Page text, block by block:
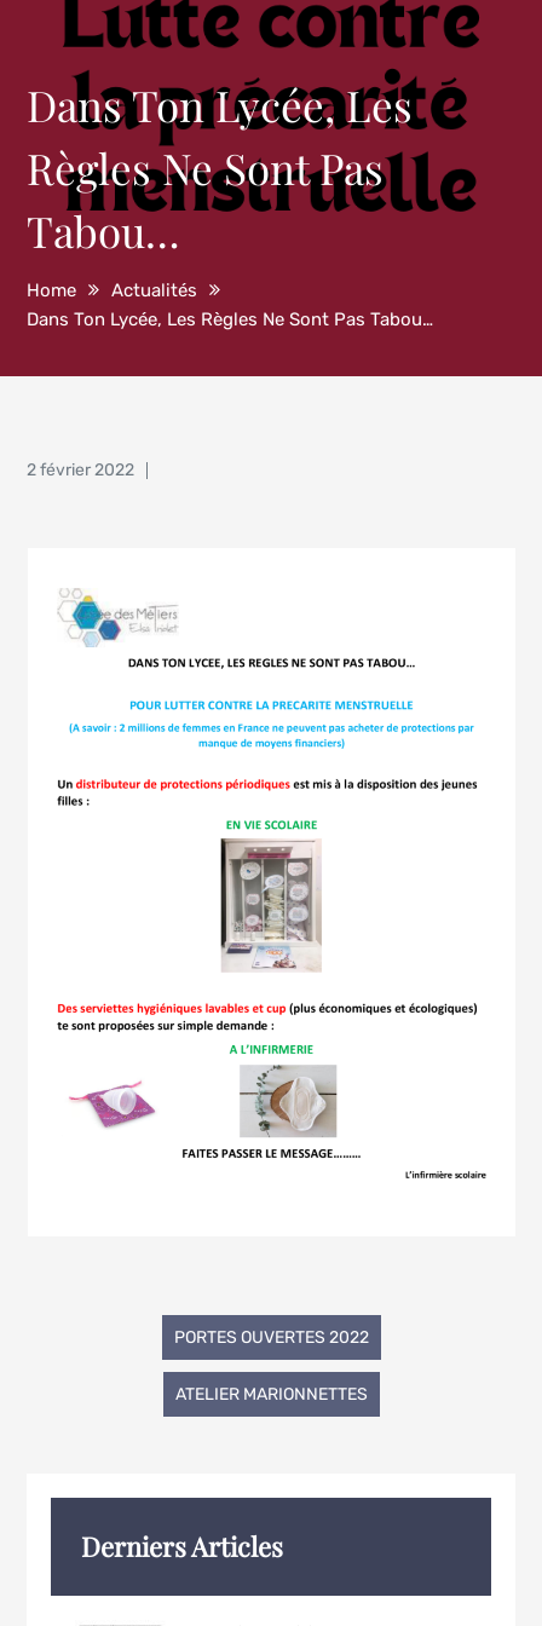
Dans Ton Lycée, Les
Règles Ne Sont Pas
Tabou…
Home
Actualités
Dans Ton Lycée, Les Règles Ne Sont Pas Tabou…
Posted
2 février 2022
NavigationPORTES OUVERTES 2022
ATELIER MARIONNETTES
Derniers Articles